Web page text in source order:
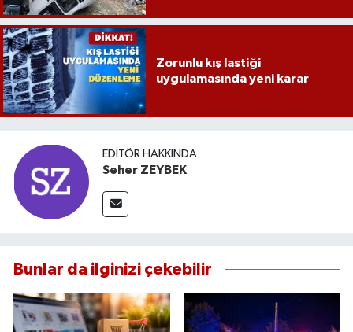
Zorunlu kış lastiği
uygulamasında yeni karar
EDITÖR HAKKINDA
Seher ZEYBEK
Bunlar da ilginizi çekebilir